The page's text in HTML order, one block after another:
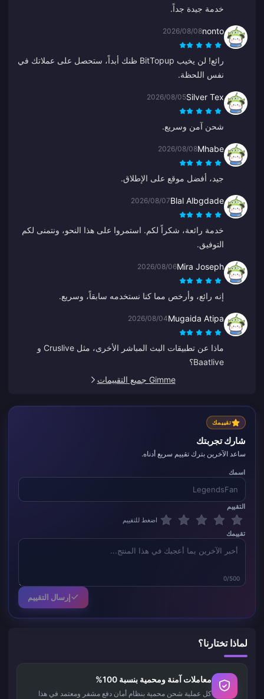
خدمة جيدة جداً.
nonto
2026/08/08
رائع! لن يخيب BitTopup ظنك أبداً، ستحصل على عملاتك في
نفس اللحظة.
Silver Tex
2026/08/05
شحن آمن وسريع.
Mhabe
2026/08/08
جيد، أفضل موقع على الإطلاق.
Blal Albgdade
2026/08/07
خدمة رائعة، شكراً لكم. استمروا على هذا النحو، ونتمنى لكم
التوفيق.
Mira Joseph
2026/08/06
إنه رائع، وأرخص مما كنا نستخدمه سابقاً، وسريع.
Mugaida Atipa
2026/08/04
ماذا عن تطبيقات البث المباشر الأخرى، مثل Cruslive و
Baatlive؟
Gimme جميع التقييمات
تقييمك
شارك تجربتك
ساعد الآخرين بترك تقييم سريع أدناه.
اسمك
التقييم
اضغط للتقييم
تقييمك
0/500
إرسال التقييم
لماذا تختارنا؟
معاملات آمنة ومحمية بنسبة 100%
كل عملية شحن محمية بنظام أمان دفع مشفر ومعتمد في هذا